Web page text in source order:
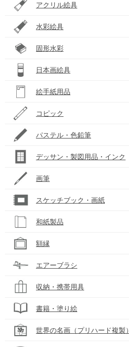
アクリル絵具
水彩絵具
固形水彩
日本画絵具
絵手紙用品
コピック
パステル・色鉛筆
デッサン・製図用品・インク
画筆
スケッチブック・画紙
和紙製品
額縁
エアーブラシ
収納・携帯用具
書籍・塗り絵
世界の名画（プリハード複製）